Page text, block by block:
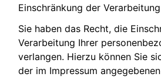
Einschränkung der Verarbeitung
Sie haben das Recht, die
Verarbeitung Ihrer
verlangen. Hierzu können Sie
der im Impressum